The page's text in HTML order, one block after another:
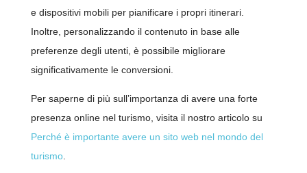
e dispositivi mobili per pianificare i propri itinerari.
Inoltre, personalizzando il contenuto in base alle
preferenze degli utenti, è possibile migliorare
significativamente le conversioni.
Per saperne di più sull’importanza di avere una forte
presenza online nel turismo, visita il nostro articolo su
Perché è importante avere un sito web nel mondo del
turismo.